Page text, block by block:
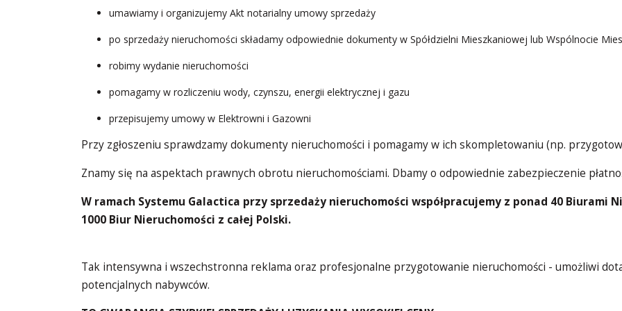
umawiamy i organizujemy Akt notarialny umowy sprzedaży
po sprzedaży nieruchomości składamy odpowiednie dokumenty w Spółdzielni Mieszkaniowej lub Wspólnocie
robimy wydanie nieruchomości
pomagamy w rozliczeniu wody, czynszu, energii elektrycznej i gazu
przepisujemy umowy w Elektrowni i Gazowni
Przy zgłoszeniu sprawdzamy dokumenty nieruchomości i pomagamy w ich skompletowaniu (np.
Znamy się na aspektach prawnych obrotu nieruchomościami. Dbamy o odpowiednie zabezpieczenie
W ramach Systemu Galactica przy sprzedaży nieruchomości współpracujemy z ponad 40 Biurami
1000 Biur Nieruchomości z całej Polski.
Tak intensywna i wszechstronna reklama oraz profesjonalne przygotowanie nieruchomości - umożliwi
potencjalnych nabywców.